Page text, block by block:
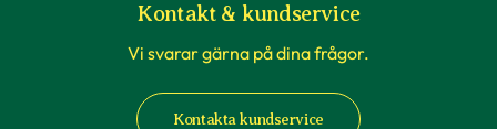
Kontakt & kundservice
Vi svarar gärna på dina frågor.
Kontakta kundservice